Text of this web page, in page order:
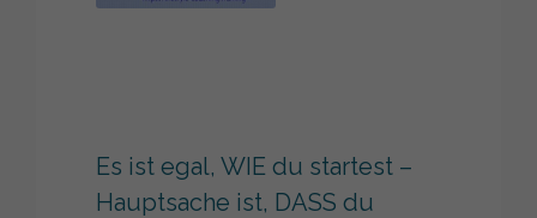
Es ist egal, WIE du startest –
Hauptsache ist, DASS du